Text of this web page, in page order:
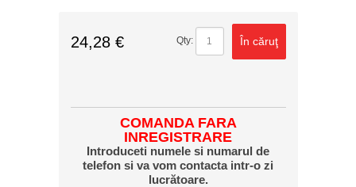
24,28 € Qty: În căruţ
COMANDA FARA
INREGISTRARE
Introduceti numele si numarul de
telefon si va vom contacta intr-o zi
lucrătoare.